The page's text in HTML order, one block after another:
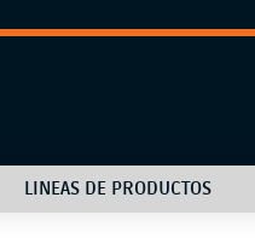
LINEAS DE PRODUCTOS